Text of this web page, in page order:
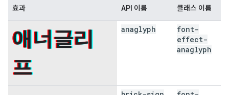
효과 API 이름 클래스 이름
애너글리
프
anaglyph
font-
effect-
anaglyph